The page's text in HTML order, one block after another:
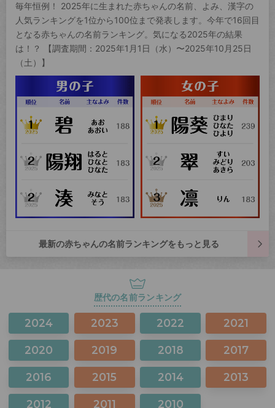
毎年恒例！ 2025年に生まれた赤ちゃんの名前、よみ、漢字の
人気ランキングを1位から100位まで発表します。今年で16回目
となる赤ちゃんの名前ランキング。気になる2025年の結果
は！？ 【調査期間：2025年1月1日（水）〜2025年10月25日
（土）】
最新の赤ちゃんの名前ランキングをもっと見る
歴代の名前ランキング
2024 2023 2022 2021
2020 2019 2018 2017
2016 2015 2014 2013
2012 2011 2010